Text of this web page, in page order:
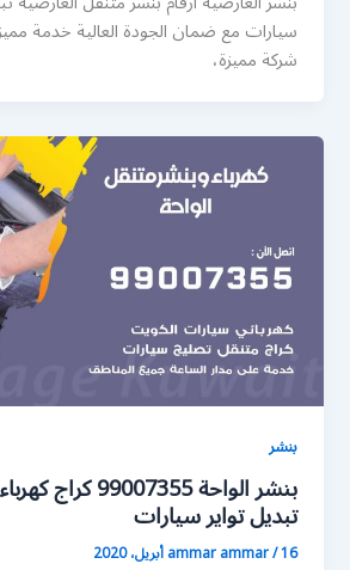
سيارات مع ضمان الجودة العالية خدمة
شركة مميزة،
بنشر
بنشر الواحة
تبديل تواير سيارات
ammar ammar/16 أبريل، 2020